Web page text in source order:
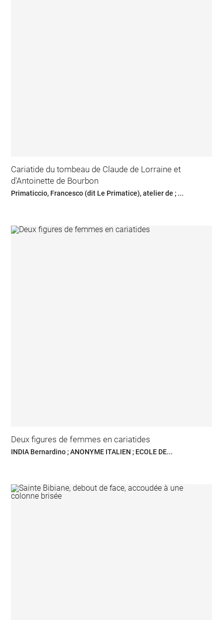
Cariatide du tombeau de Claude de Lorraine et
d'Antoinette de Bourbon
Primaticcio, Francesco (dit Le Primatice), atelier de ; ...
Deux figures de femmes en cariatides
INDIA Bernardino ; ANONYME ITALIEN ; ECOLE DE...